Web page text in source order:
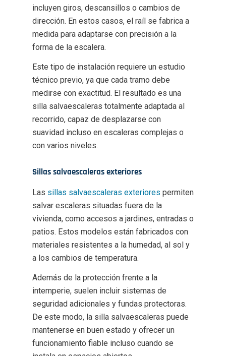
incluyen giros, descansillos o cambios de
dirección. En estos casos, el raíl se fabrica a
medida para adaptarse con precisión a la
forma de la escalera.
Este tipo de instalación requiere un estudio
técnico previo, ya que cada tramo debe
medirse con exactitud. El resultado es una
silla salvaescaleras totalmente adaptada al
recorrido, capaz de desplazarse con
suavidad incluso en escaleras complejas o
con varios niveles.
Sillas salvaescaleras exteriores
Las sillas salvaescaleras exteriores permiten
salvar escaleras situadas fuera de la
vivienda, como accesos a jardines, entradas o
patios. Estos modelos están fabricados con
materiales resistentes a la humedad, al sol y
a los cambios de temperatura.
Además de la protección frente a la
intemperie, suelen incluir sistemas de
seguridad adicionales y fundas protectoras.
De este modo, la silla salvaescaleras puede
mantenerse en buen estado y ofrecer un
funcionamiento fiable incluso cuando se